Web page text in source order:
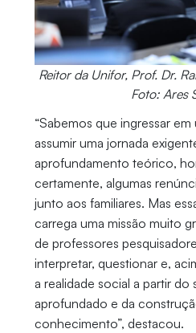
Reitor da Unifor, Prof. Dr.
Foto: Ares
“Sabemos que ingressar
assumir uma jornada
aprofundamento teórico,
certamente, algumas
junto aos familiares. Mas
carrega uma missão muito
de professores
interpretar, questionar e,
a realidade social a partir do
aprofundado e da
conhecimento”, destacou.